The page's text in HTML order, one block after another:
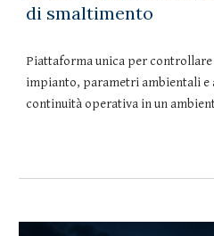
di smaltimento
Piattaforma unica per controllare
impianto, parametri ambientali e
continuità operativa in un